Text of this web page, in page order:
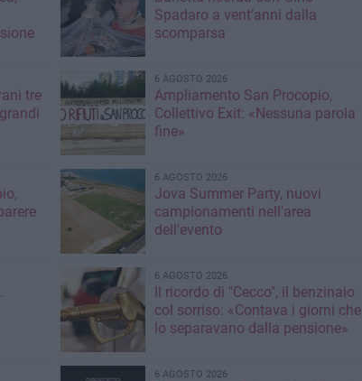
Spadaro a vent’anni dalla
scomparsa
tre
6 AGOSTO 2026
Ampliamento San Procopio,
Collettivo Exit: «Nessuna parola
fine»
6 AGOSTO 2026
Jova Summer Party, nuovi
campionamenti nell'area
dell'evento
6 AGOSTO 2026
Il ricordo di "Cecco", il benzinaio
col sorriso: «Contava i giorni che
lo separavano dalla pensione»
6 AGOSTO 2026